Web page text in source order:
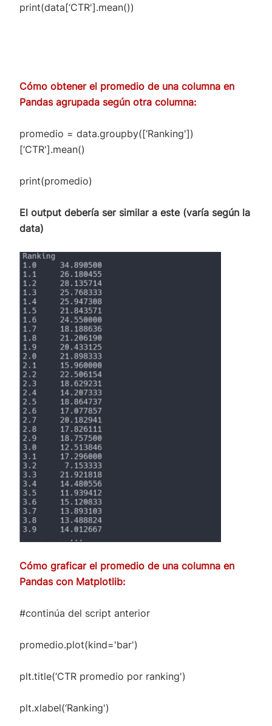
print(data[‘CTR'].mean())
Cómo obtener el promedio de una columna en
Pandas agrupada según otra columna:
promedio = data.groupby([‘Ranking'])
[‘CTR'].mean()
print(promedio)
El output debería ser similar a este (varía según la
data)
Cómo graficar el promedio de una columna en
Pandas con Matplotlib:
#continúa del script anterior
promedio.plot(kind='bar')
plt.title(‘CTR promedio por ranking')
plt.xlabel(‘Ranking')